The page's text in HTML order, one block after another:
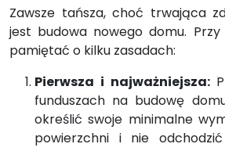
Zawsze tańsza, choć trwająca
jest budowa nowego domu.
pamiętać o kilku zasadach:
Pierwsza i najważniejsza:
funduszach na budowę
określić swoje minimalne
powierzchni i nie